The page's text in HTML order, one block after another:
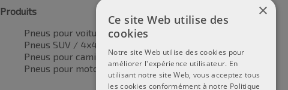
Produits
Pneus pour voitures
Pneus SUV / 4x4
Pneus pour camionnettes
Pneus pour motos
×
Ce site Web utilise des
cookies
Notre site Web utilise des cookies pour
améliorer l'expérience utilisateur. En
utilisant notre site Web, vous acceptez tous
les cookies conformément à notre Politique